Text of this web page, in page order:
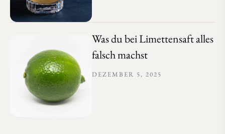
Was du bei Limettensaft alles
falsch machst
DEZEMBER 5, 2025